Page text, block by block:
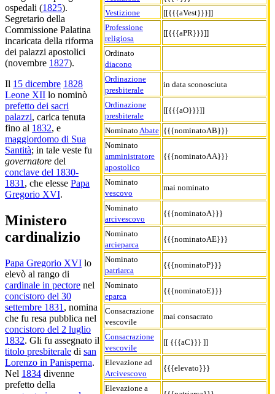
Vestizione
[[{{{aVest}}}]]
Professione
religiosa
[[{{{aPR}}}]]
Ordinato
diacono
Ordinazione
presbiterale
in data sconosciuta
Ordinazione
presbiterale
[[{{{aO}}}]]
Nominato Abate {{{nominatoAB}}}
Nominato
amministratore
apostolico
{{{nominatoAA}}}
Nominato
vescovo
mai nominato
Nominato
arcivescovo
{{{nominatoA}}}
Nominato
arcieparca
{{{nominatoAE}}}
Nominato
patriarca
{{{nominatoP}}}
Nominato
eparca
{{{nominatoE}}}
Consacrazione
vescovile
mai consacrato
Consacrazione
vescovile
[[ {{{aC}}} ]]
Elevazione ad
Arcivescovo
{{{elevato}}}
Elevazione a
ospedali (1825).
Segretario della
Commissione Palatina
incaricata della riforma
dei palazzi apostolici
(novembre 1827).
Il 15 dicembre 1828
Leone XII lo nominò
prefetto dei sacri
palazzi, carica tenuta
fino al 1832, e
maggiordomo di Sua
Santità; in tale veste fu
governatore del
conclave del 1830-
1831 , che elesse Papa
Gregorio XVI.
Ministero
cardinalizio
Papa Gregorio XVI lo
elevò al rango di
cardinale in pectore nel
concistoro del 30
settembre 1831 , nomina
che fu resa pubblica nel
concistoro del 2 luglio
1832. Gli fu assegnato il
titolo presbiterale di san
Lorenzo in Panisperna.
Nel 1834 divenne
prefetto della